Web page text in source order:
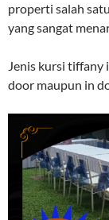
properti salah
yang sangat
Jenis kursi tiffany
door maupun in